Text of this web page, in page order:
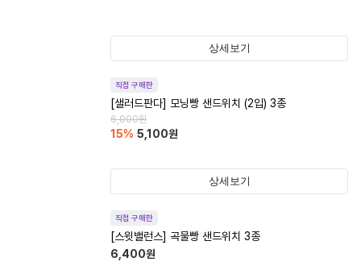
상세보기
직접 구매한
[샐러드판다] 모닝빵 샌드위치 (2입) 3종
6,000원
15% 5,100원
상세보기
직접 구매한
[스윗밸런스] 곡물빵 샌드위치 3종
6,400원